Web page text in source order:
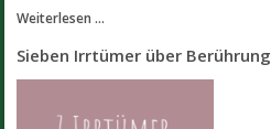
Weiterlesen ...
Sieben Irrtümer über Berührung